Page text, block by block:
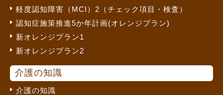
軽度認知障害（MCI）2（チェック項目・検査）
認知症施策推進5か年計画(オレンジプラン)
新オレンジプラン1
新オレンジプラン2
介護の知識
介護の知識